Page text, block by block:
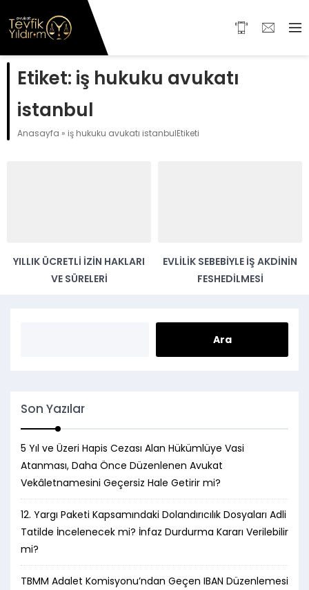
Etiket: iş hukuku avukatı
istanbul
Anasayfa » iş hukuku avukatı istanbulEtiketi
YILLIK ÜCRETLI İZIN HAKLARI
VE SÜRELERI
EVLILIK SEBEBIYLE İŞ AKDININ
FESHEDILMESI
Son Yazılar
5 Yıl ve Üzeri Hapis Cezası Alan Hükümlüye Vasi
Atanması, Daha Önce Düzenlenen Avukat
Vekâletnamesini Geçersiz Hale Getirir mi?
12. Yargı Paketi Kapsamındaki Dolandırıcılık Dosyaları Adli
Tatilde İncelenecek mi? İnfaz Durdurma Kararı Verilebilir
mi?
TBMM Adalet Komisyonu’ndan Geçen IBAN Düzenlemesi